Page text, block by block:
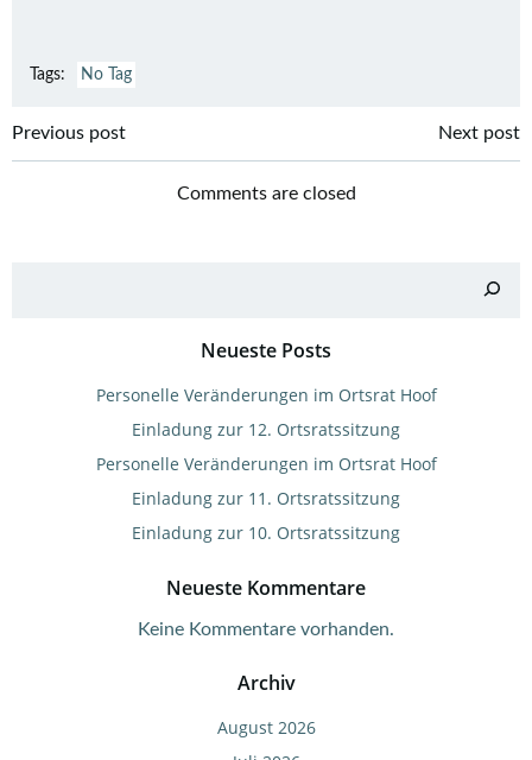
Tags: No Tag
Post
navigation
Previous post
navigation
Next post
Comments are closed
Neueste Posts
Personelle Veränderungen im Ortsrat Hoof
Einladung zur 12. Ortsratssitzung
Personelle Veränderungen im Ortsrat Hoof
Einladung zur 11. Ortsratssitzung
Einladung zur 10. Ortsratssitzung
Neueste Kommentare
Keine Kommentare vorhanden.
Archiv
August 2026